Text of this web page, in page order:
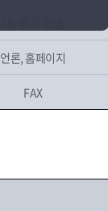
언론, 홈페이지
FAX